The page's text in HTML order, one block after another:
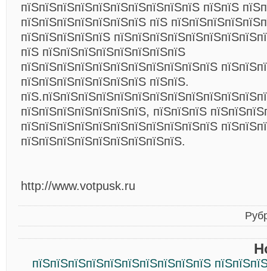
пїЅпїЅпїЅпїЅпїЅпїЅпїЅпїЅпїЅпїЅ пїЅпїЅ
пїЅпїЅпїЅпїЅпїЅпїЅпїЅ пїЅ
пїЅпїЅпїЅпїЅпїЅ
пїЅ пїЅпїЅпїЅпїЅпїЅпїЅпїЅпїЅ
пїЅпїЅпїЅпїЅпїЅпїЅпїЅпїЅпїЅпїЅпїЅ
пїЅпїЅпїЅпїЅпїЅпїЅпїЅ пїЅпїЅ.
пїЅпїЅпїЅпїЅпїЅпїЅпїЅ, пїЅпїЅпїЅ
пїЅпїЅпїЅпїЅпїЅпїЅпїЅпїЅпїЅпїЅпїЅ
пїЅпїЅпїЅпїЅпїЅпїЅпїЅпїЅпїЅ.
http://www.votpusk.ru
пїЅпїЅпїЅпїЅпїЅпїЅпїЅпїЅпїЅпїЅ